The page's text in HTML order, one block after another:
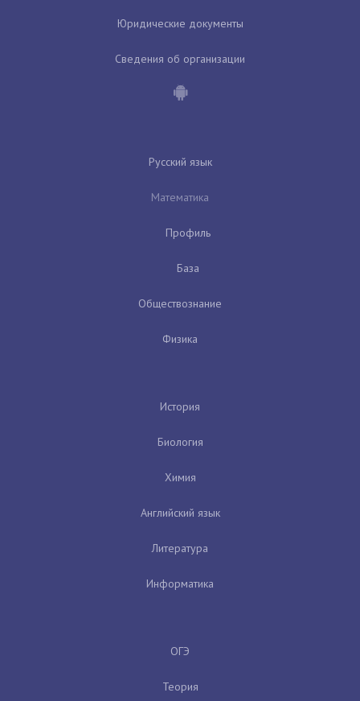
Юридические документы
Сведения об организации
Русский язык
Математика
Профиль
База
Обществознание
Физика
История
Биология
Химия
Английский язык
Литература
Информатика
ОГЭ
Теория